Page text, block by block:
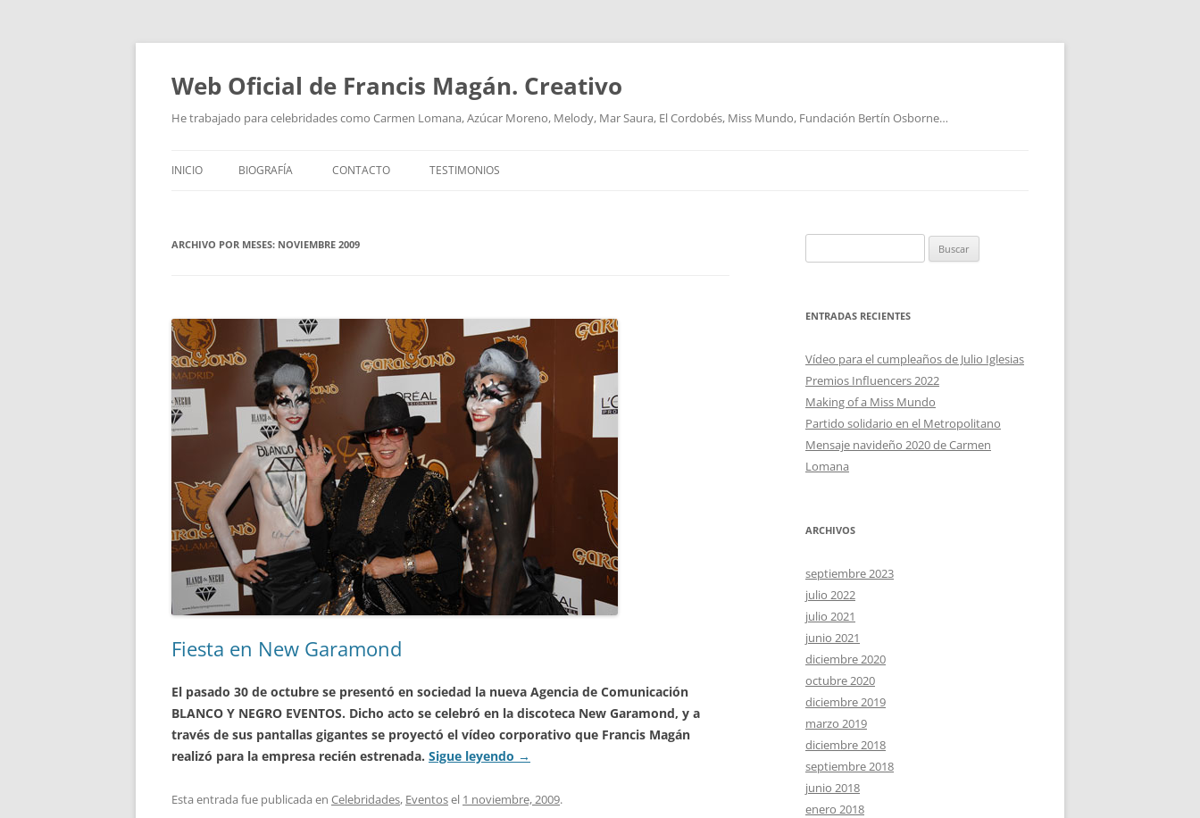
Saltar
contenido
Web Oficial de Francis Magán. Creativo
He trabajado para celebridades como Carmen Lomana, Azúcar Moreno, Melody, Mar Saura, El Cordobés, Miss Mundo, Fundación Bertín Osborne…
INICIO BIOGRAFÍA CONTACTO TESTIMONIOS
ARCHIVO POR MESES: NOVIEMBRE 2009
Fiesta en New Garamond
El pasado 30 de octubre se presentó en sociedad la nueva Agencia de Comunicación
BLANCO Y NEGRO EVENTOS. Dicho acto se celebró en la discoteca New Garamond, y a
través de sus pantallas gigantes se proyectó el vídeo corporativo que Francis Magán
realizó para la empresa recién estrenada. Sigue leyendo →
Esta entrada fue publicada en Celebridades, Eventosel 1 noviembre, 2009.
ENTRADAS RECIENTES
Vídeo para el cumpleaños de Julio Iglesias
Premios Influencers 2022
Making of a Miss Mundo
Partido solidario en el Metropolitano
Mensaje navideño 2020 de Carmen
Lomana
ARCHIVOS
septiembre 2023
julio 2022
julio 2021
junio 2021
diciembre 2020
octubre 2020
diciembre 2019
marzo 2019
diciembre 2018
septiembre 2018
junio 2018
enero 2018